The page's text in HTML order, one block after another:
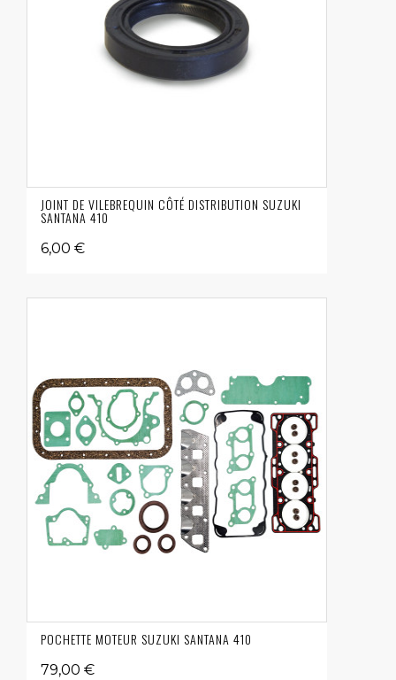
JOINT DE VILEBREQUIN CÔTÉ DISTRIBUTION SUZUKI
SANTANA 410
6,00 €
POCHETTE MOTEUR SUZUKI SANTANA 410
79,00 €